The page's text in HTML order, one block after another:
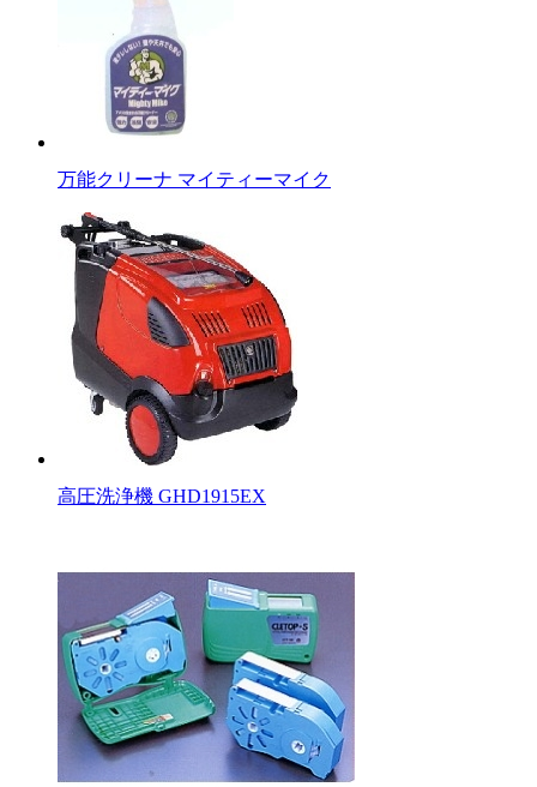
万能クリーナ マイティーマイク
高圧洗浄機 GHD1915EX